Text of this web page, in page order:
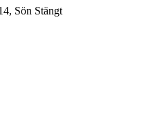
Sön Stängt